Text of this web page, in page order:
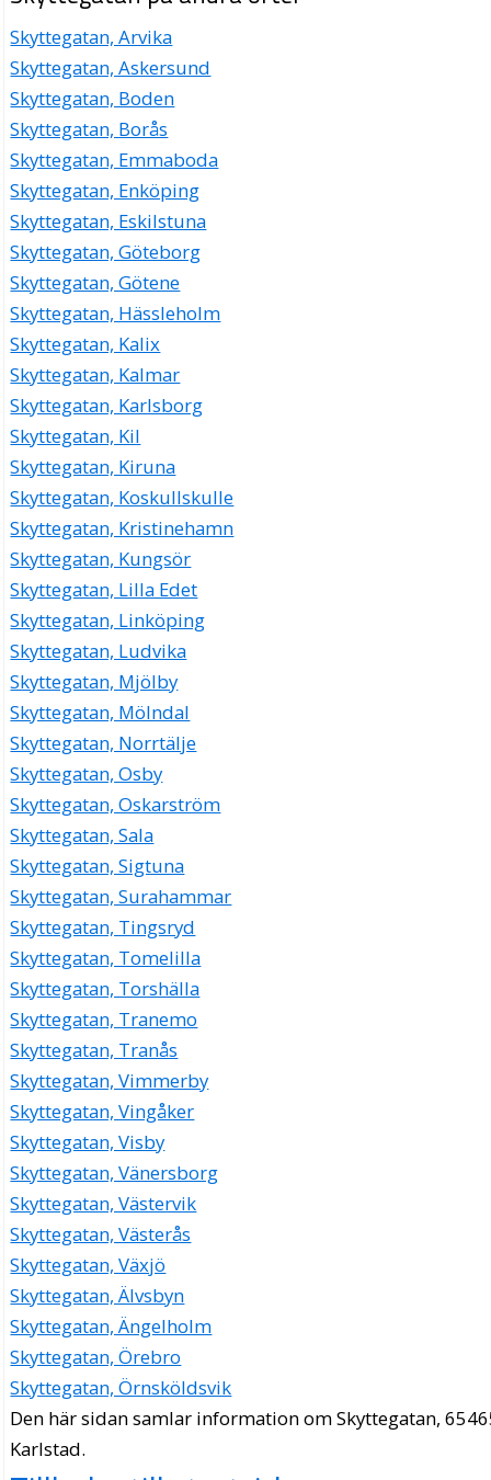
Skyttegatan, Arvika
Skyttegatan, Askersund
Skyttegatan, Boden
Skyttegatan, Borås
Skyttegatan, Emmaboda
Skyttegatan, Enköping
Skyttegatan, Eskilstuna
Skyttegatan, Göteborg
Skyttegatan, Götene
Skyttegatan, Hässleholm
Skyttegatan, Kalix
Skyttegatan, Kalmar
Skyttegatan, Karlsborg
Skyttegatan, Kil
Skyttegatan, Kiruna
Skyttegatan, Koskullskulle
Skyttegatan, Kristinehamn
Skyttegatan, Kungsör
Skyttegatan, Lilla Edet
Skyttegatan, Linköping
Skyttegatan, Ludvika
Skyttegatan, Mjölby
Skyttegatan, Mölndal
Skyttegatan, Norrtälje
Skyttegatan, Osby
Skyttegatan, Oskarström
Skyttegatan, Sala
Skyttegatan, Sigtuna
Skyttegatan, Surahammar
Skyttegatan, Tingsryd
Skyttegatan, Tomelilla
Skyttegatan, Torshälla
Skyttegatan, Tranemo
Skyttegatan, Tranås
Skyttegatan, Vimmerby
Skyttegatan, Vingåker
Skyttegatan, Visby
Skyttegatan, Vänersborg
Skyttegatan, Västervik
Skyttegatan, Västerås
Skyttegatan, Växjö
Skyttegatan, Älvsbyn
Skyttegatan, Ängelholm
Skyttegatan, Örebro
Skyttegatan, Örnsköldsvik
Den här sidan samlar information om Skyttegatan,
Karlstad.